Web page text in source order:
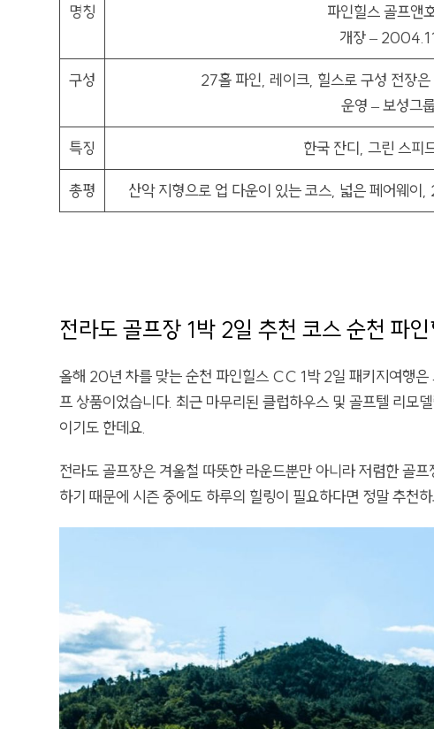
명칭
파인힐스 골프앤
개장 –
구성
27홀 파인, 레이크, 힐스로 구성 전장
운영 – 보성그
특징 한국 잔디, 그린 스피
총평 산악 지형으로 업 다운이 있는 코스, 넓은 페어웨
전라도 골프장 1박 2일 추천 코스 순천 파
올해 20년 차를 맞는 순천 파인힐스 CC 1박 2일 패키지여행은
프 상품이었습니다. 최근 마무리된 클럽하우스 및 골프텔 리모
이기도 한데요.
전라도 골프장은 겨울철 따뜻한 라운드뿐만 아니라 저렴한 골
하기 때문에 시즌 중에도 하루의 힐링이 필요하다면 정말 추천